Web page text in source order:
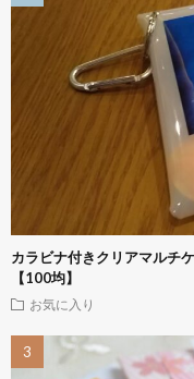
カラビナ付きクリアマルチ
【100均】
お気に入り